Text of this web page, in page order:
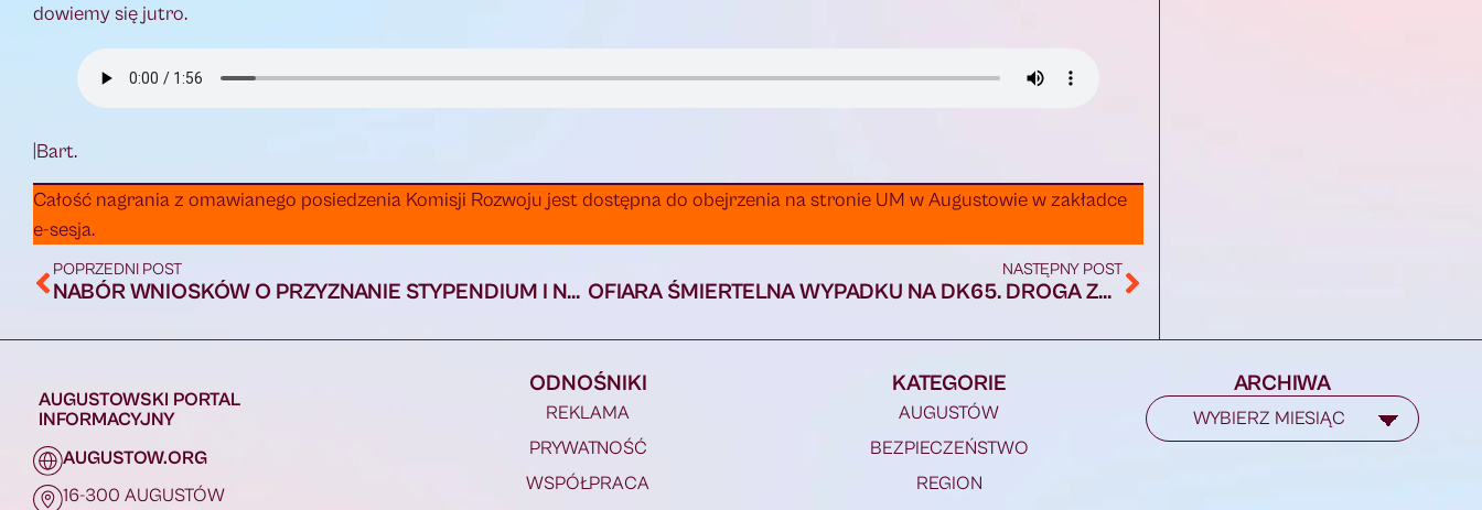
dowiemy się jutro.
|Bart.
Całość nagrania z omawianego posiedzenia Komisji Rozwoju jest dostępna do obejrzenia na stronie UM w Augustowie w zakładce
e-sesja.
POPRZEDNI POST
NABÓR WNIOSKÓW O PRZYZNANIE STYPENDIUM I NAGRÓD ZA OSIĄGNIĘTE WYNIKI SPORTOWE
NASTĘPNY POST
OFIARA ŚMIERTELNA WYPADKU NA DK65. DROGA ZABLOKOWANA
AUGUSTOWSKI PORTAL
INFORMACYJNY
AUGUSTOW.ORG
16-300 AUGUSTÓW
ODNOŚNIKI
REKLAMA
PRYWATNOŚĆ
WSPÓŁPRACA
KATEGORIE
AUGUSTÓW
BEZPIECZEŃSTWO
REGION
ARCHIWA